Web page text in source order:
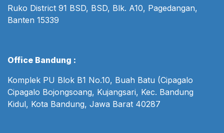
Ruko District 91 BSD, BSD, Blk. A10, Pagedangan,
Banten 15339
Office Bandung :
Komplek PU Blok B1 No.10, Buah Batu (Cipagalo
Cipagalo Bojongsoang, Kujangsari, Kec. Bandung
Kidul, Kota Bandung, Jawa Barat 40287